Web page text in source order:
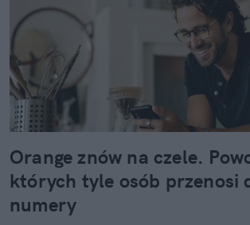
Orange znów na czele.
których tyle osób przenosi
numery